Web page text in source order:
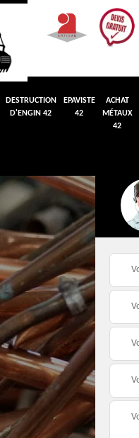
DESTRUCTION
D'ENGIN 42
EPAVISTE
42
ACHAT
MÉTAUX
42
Débarras de maison et
appartement 42